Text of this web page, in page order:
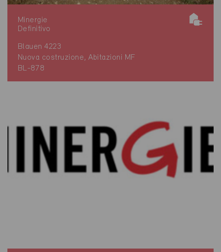
Minergie
Definitivo
Blauen 4223
Nuova costruzione, Abitazioni MF
BL-878